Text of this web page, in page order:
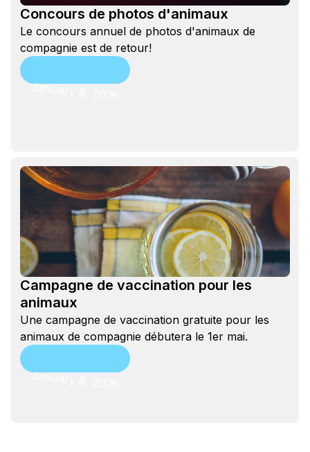
Concours de photos d'animaux
Le concours annuel de photos d'animaux de
compagnie est de retour!
January 8, 2026
Campagne de vaccination pour les
animaux
Une campagne de vaccination gratuite pour les
animaux de compagnie débutera le 1er mai.
January 8, 2026